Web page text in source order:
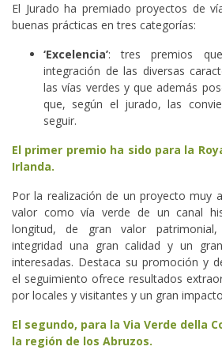
El Jurado ha premiado proyectos de
buenas prácticas en tres categorías:
‘Excelencia’: tres premios
integración de las diversas
las vías verdes y que además
que, según el jurado, las
seguir.
El primer premio ha sido para la
Irlanda.
Por la realización de un proyecto muy
valor como vía verde de un canal
longitud, de gran valor
integridad una gran calidad y un
interesadas. Destaca su promoción y
el seguimiento ofrece resultados
por locales y visitantes y un gran
El segundo, para la Via Verde della
la región de los Abruzos.